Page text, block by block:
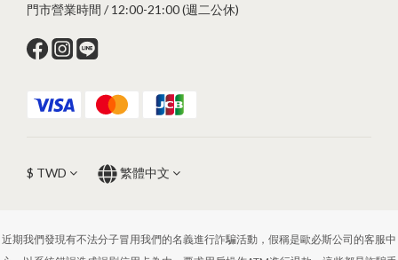
門市營業時間 / 12:00-21:00 (週二公休)
$ TWD 繁體中文
近期我們發現有不法分子冒用我們的名義進行詐騙活動，假稱是歐必斯公司的客服中